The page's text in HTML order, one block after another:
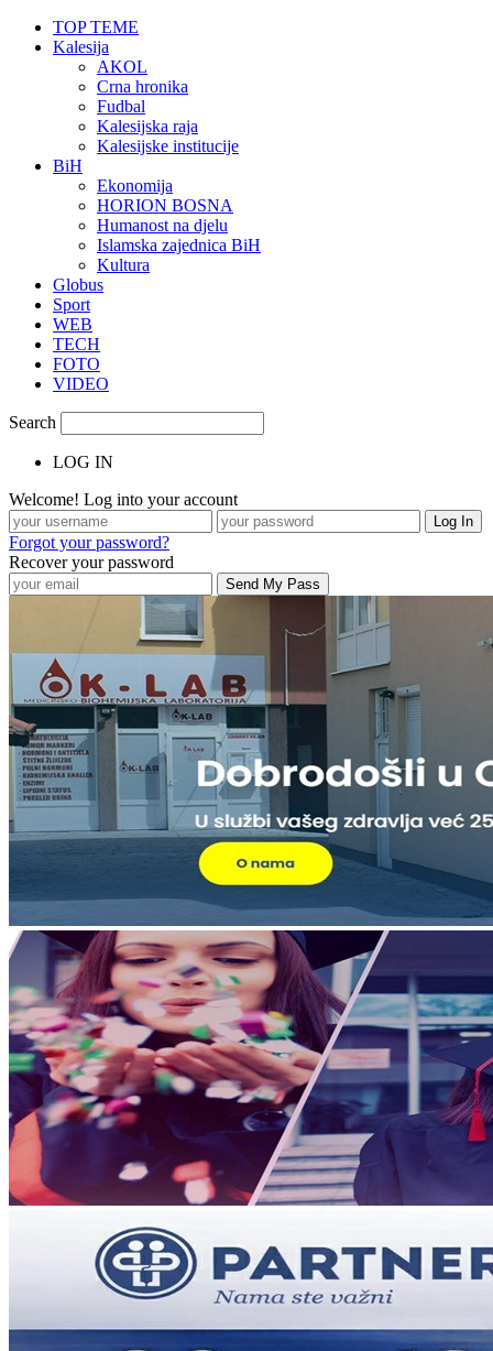
TOP TEME
Kalesija
AKOL
Crna hronika
Fudbal
Kalesijska raja
Kalesijske institucije
BiH
Ekonomija
HORION BOSNA
Humanost na djelu
Islamska zajednica BiH
Kultura
Globus
Sport
WEB
TECH
FOTO
VIDEO
Search
LOG IN
Welcome! Log into your account
Forgot your password?
Recover your password